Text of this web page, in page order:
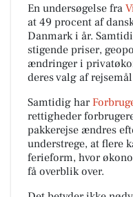
En undersøgelse fra
at 49 procent af
Danmark i år.
stigende priser,
ændringer i
deres valg af
Samtidig har
rettigheder
pakkerejse ændres
understrege, at flere
ferieform, hvor
få overblik over.